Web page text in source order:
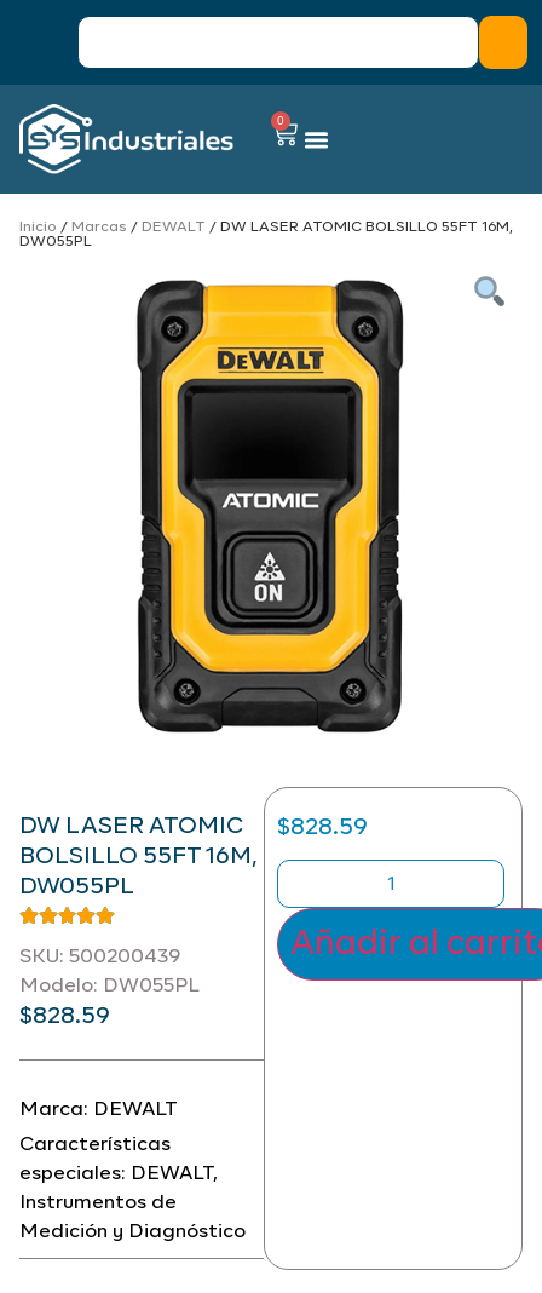
0
Inicio / Marcas / DEWALT / DW LASER ATOMIC BOLSILLO 55FT 16M,
DW055PL
DW LASER ATOMIC
BOLSILLO 55FT 16M,
DW055PL
SKU: 500200439
Modelo: DW055PL
$828.59
Marca: DEWALT
Características
especiales: DEWALT,
Instrumentos de
Medición y Diagnóstico
$828.59
Añadir al